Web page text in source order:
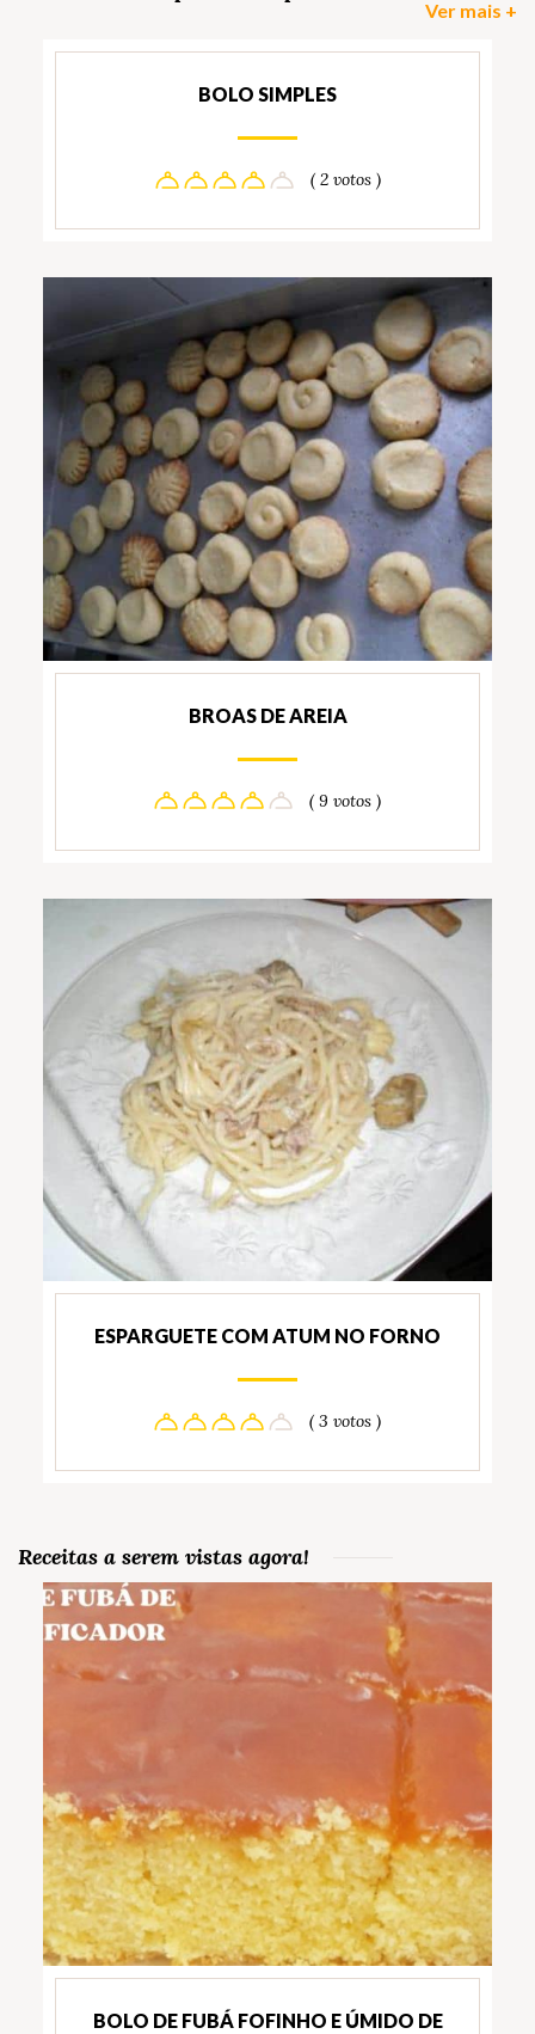
Ver mais +
BOLO SIMPLES
( 2 votos )
BROAS DE AREIA
( 9 votos )
ESPARGUETE COM ATUM NO FORNO
( 3 votos )
Receitas a serem vistas agora!
BOLO DE FUBÁ FOFINHO E ÚMIDO DE